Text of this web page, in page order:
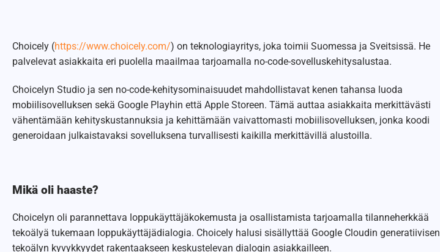
Choicely (https://www.choicely.com/) on teknologiayritys, joka toimii Suomessa ja Sveitsissä. He
palvelevat asiakkaita eri puolella maailmaa tarjoamalla no-code-sovelluskehitysalustaa.
Choicelyn Studio ja sen no-code-kehitysominaisuudet mahdollistavat kenen tahansa luoda
mobiilisovelluksen sekä Google Playhin että Apple Storeen. Tämä auttaa asiakkaita merkittävästi
vähentämään kehityskustannuksia ja kehittämään vaivattomasti mobiilisovelluksen, jonka koodi
generoidaan julkaistavaksi sovelluksena turvallisesti kaikilla merkittävillä alustoilla.
Mikä oli haaste?
Choicelyn oli parannettava loppukäyttäjäkokemusta ja osallistamista tarjoamalla tilanneherkkää
tekoälyä tukemaan loppukäyttäjädialogia. Choicely halusi sisällyttää Google Cloudin generatiivisen
tekoälyn kyvykkyydet rakentaakseen keskustelevan dialogin asiakkailleen.